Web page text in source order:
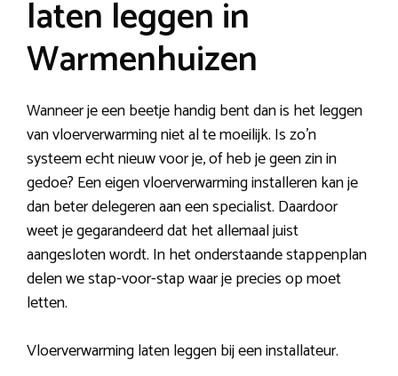
laten leggen in
Warmenhuizen
Wanneer je een beetje handig bent dan is het leggen
van vloerverwarming niet al te moeilijk. Is zo’n
systeem echt nieuw voor je, of heb je geen zin in
gedoe? Een eigen vloerverwarming installeren kan je
dan beter delegeren aan een specialist. Daardoor
weet je gegarandeerd dat het allemaal juist
aangesloten wordt. In het onderstaande stappenplan
delen we stap-voor-stap waar je precies op moet
letten.
Vloerverwarming laten leggen bij een installateur.